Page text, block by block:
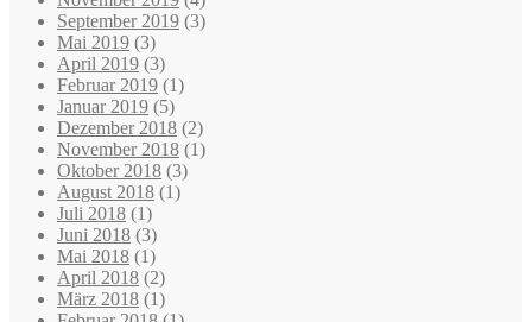
September 2019 (3)
Mai 2019 (3)
April 2019 (3)
Februar 2019 (1)
Januar 2019 (5)
Dezember 2018 (2)
November 2018 (1)
Oktober 2018 (3)
August 2018 (1)
Juli 2018 (1)
Juni 2018 (3)
Mai 2018 (1)
April 2018 (2)
März 2018 (1)